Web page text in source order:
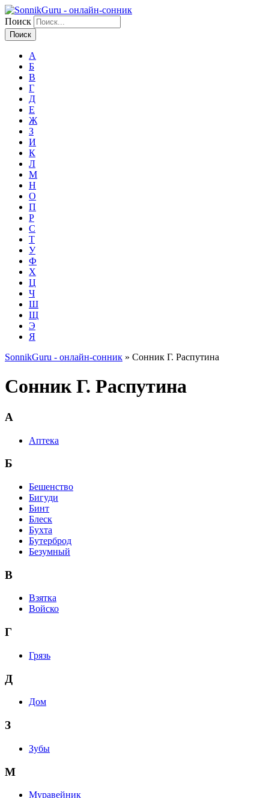
Поиск
А
Б
В
Г
Д
Е
Ж
З
И
К
Л
М
Н
О
П
Р
С
Т
У
Ф
Х
Ц
Ч
Ш
Щ
Э
Я
SonnikGuru - онлайн-сонник » Сонник Г. Распутина
Сонник Г. Распутина
А
Аптека
Б
Бешенство
Бигуди
Бинт
Блеск
Бухта
Бутерброд
Безумный
В
Взятка
Войско
Г
Грязь
Д
Дом
З
Зубы
М
Муравейник